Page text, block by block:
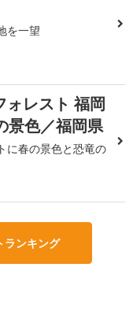
を一望
ォレスト 福岡
景色／福岡県
に春の景色と恐竜の
ランキング